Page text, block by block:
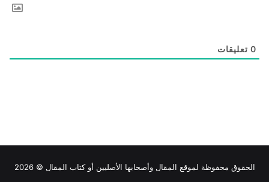
0 تعليقات
الحقوق محفوظة لموقع المقال وأصحابها الأصليين أو كتاب المقال © 2026